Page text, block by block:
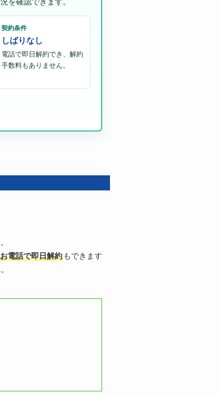
を確認できます。
契約条件
しばりなし
電話で即日解約でき、解約
手数料もありません。
お電話で即日解約 もできます